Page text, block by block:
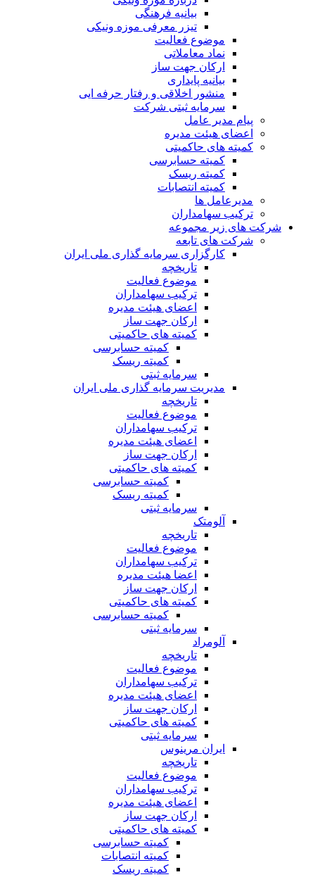
بیانیه فرهنگی
تیزر معرفی موزه ونیکی
موضوع فعالیت
نماد معاملاتی
ارکان جهت ساز
بیانیه پایداری
منشور اخلاقی و رفتار حرفه ایی
سرمایه ثبتی شرکت
پیام مدیر عامل
اعضای هیئت مدیره
کمیته های حاکمیتی
کمیته حسابرسی
کمیته ریسک
کمیته انتصابات
مدیرعامل ها
ترکیب سهامداران
شرکت های زیر مجموعه
شرکت های تابعه
کارگزاری سرمایه گذاری ملی ایران
تاریخچه
موضوع فعالیت
ترکیب سهامداران
اعضای هیئت مدیره
ارکان جهت ساز
کمیته های حاکمیتی
کمیته حسابرسی
کمیته ریسک
سرمایه ثبتی
مدیریت سرمایه گذاری ملی ایران
تاریخچه
موضوع فعالیت
ترکیب سهامداران
اعضای هیئت مدیره
ارکان جهت ساز
کمیته های حاکمیتی
کمیته حسابرسی
کمیته ریسک
سرمایه ثبتی
آلومتک
تاریخچه
موضوع فعالیت
ترکیب سهامداران
اعضا هیئت مدیره
ارکان جهت ساز
کمیته های حاکمیتی
کمیته حسابرسی
سرمایه ثبتی
آلومراد
تاریخچه
موضوع فعالیت
ترکیب سهامداران
اعضای هیئت مدیره
ارکان جهت ساز
کمیته های حاکمیتی
سرمایه ثبتی
ایران مرینوس
تاریخچه
موضوع فعالیت
ترکیب سهامداران
اعضای هیئت مدیره
ارکان جهت ساز
کمیته های حاکمیتی
کمیته حسابرسی
کمیته انتصابات
کمیته ریسک